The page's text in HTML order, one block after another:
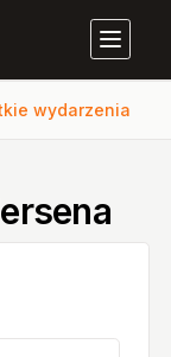
wydarzenia